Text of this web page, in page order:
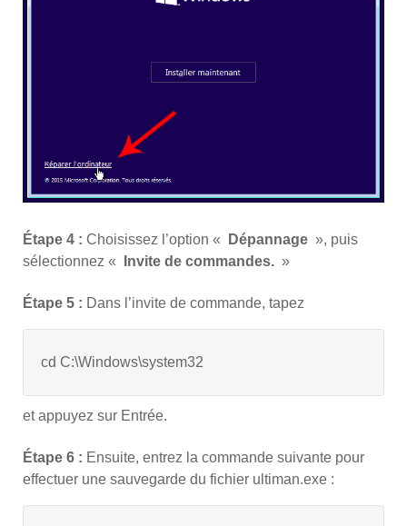
Étape 4 : Choisissez l’option « Dépannage », puis
sélectionnez «
Invite de commandes. »
Étape 5 : Dans l’invite de commande, tapez
cd C:\Windows\system32
et appuyez sur Entrée.
Étape 6 : Ensuite, entrez la commande suivante pour
effectuer une sauvegarde du fichier ultiman.exe :